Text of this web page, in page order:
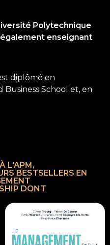
Polytechnique
également enseignant
diplômé en
Business School et, en
L'APM,
BESTSELLERS EN
DONT